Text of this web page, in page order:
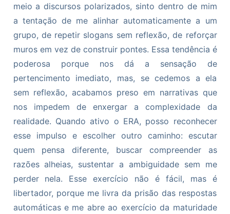
meio a discursos polarizados, sinto dentro de mim
a tentação de me alinhar automaticamente a um
grupo, de repetir slogans sem reflexão, de reforçar
muros em vez de construir pontes. Essa tendência é
poderosa porque nos dá a sensação de
pertencimento imediato, mas, se cedemos a ela
sem reflexão, acabamos preso em narrativas que
nos impedem de enxergar a complexidade da
realidade. Quando ativo o ERA, posso reconhecer
esse impulso e escolher outro caminho: escutar
quem pensa diferente, buscar compreender as
razões alheias, sustentar a ambiguidade sem me
perder nela. Esse exercício não é fácil, mas é
libertador, porque me livra da prisão das respostas
automáticas e me abre ao exercício da maturidade